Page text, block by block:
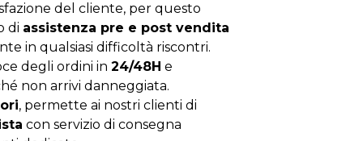
del cliente, per questo
di assistenza pre e post vendita
in qualsiasi difficoltà riscontri.
degli ordini in 24/48H e
non arrivi danneggiata.
, permette ai nostri clienti di
con servizio di consegna